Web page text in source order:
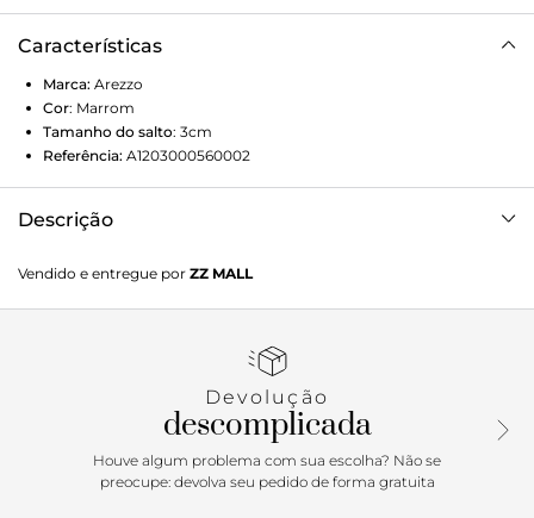
Características
Marca: Arezzo
Cor: Marrom
Tamanho do salto: 3cm
Referência: A1203000560002
Descrição
rasteiro e formato arredondado na ponta. Fechado, traz
recorte lateral na gáspea e aplicação de tiras bombadas
no contorno da parte frontal do cabedal. Exibe toda a parte
Vendido e entregue por ZZ MALL
Devolução
descomplicada
Houve algum problema com sua escolha? Não se
preocupe: devolva seu pedido de forma gratuita